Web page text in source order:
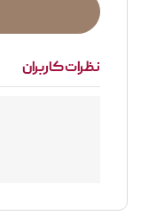
نظرات کاربران